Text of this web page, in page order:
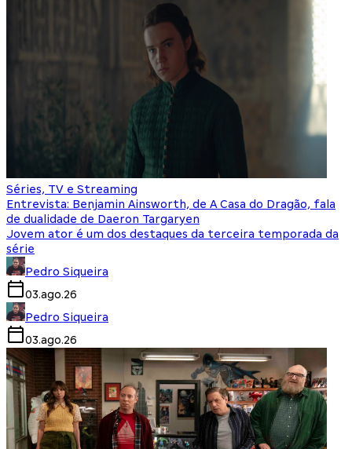
Séries, TV e Streaming
Entrevista: Benjamin Ainsworth, de A Casa do Dragão, fala
de dualidade de Daeron Targaryen
Jovem ator é um dos destaques da terceira temporada da
série
Pedro Siqueira
03.ago.26
Pedro Siqueira
03.ago.26